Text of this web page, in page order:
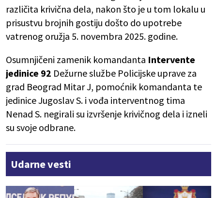
različita krivična dela, nakon što je u tom lokalu u
prisustvu brojnih gostiju došto do upotrebe
vatrenog oružja 5. novembra 2025. godine.
Osumnjičeni zamenik komandanta Intervente
jedinice 92 Dežurne službe Policijske uprave za
grad Beograd Mitar J, pomoćnik komandanta te
jedinice Jugoslav S. i vođa interventnog tima
Nenad S. negirali su izvršenje krivičnog dela i izneli
su svoje odbrane.
Udarne vesti